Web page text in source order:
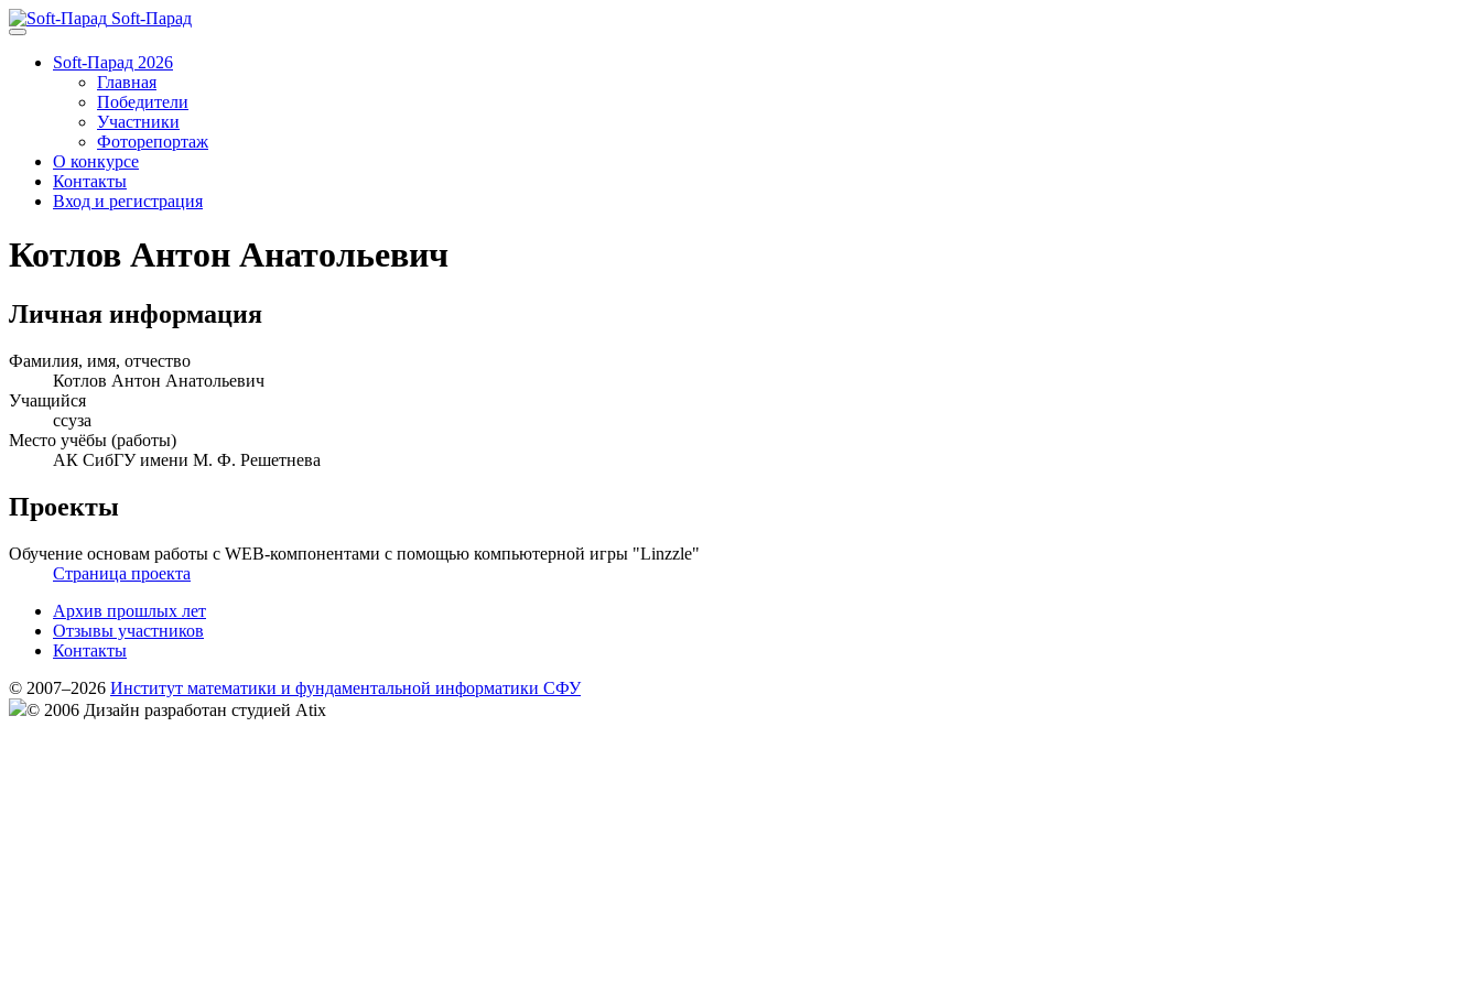
Soft-Парад
Soft-Парад 2026
Главная
Победители
Участники
Фоторепортаж
О конкурсе
Контакты
Вход и регистрация
Котлов Антон Анатольевич
Личная информация
Фамилия, имя, отчество
Котлов Антон Анатольевич
Учащийся
ссуза
Место учёбы (работы)
АК СибГУ имени М. Ф. Решетнева
Проекты
Обучение основам работы с WEB-компонентами с помощью компьютерной игры "Linzzle"
Страница проекта
Архив прошлых лет
Отзывы участников
Контакты
© 2007–2026 Институт математики и фундаментальной информатики СФУ
© 2006 Дизайн разработан студией Atix